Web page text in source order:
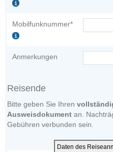
Mobilfunknummer*
Anmerkungen
Reisende
Bitte geben Sie Ihren
Ausweisdokument an.
Gebühren verbunden sein.
Daten des